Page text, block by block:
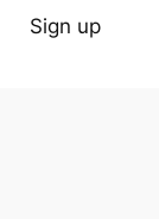
Sign up